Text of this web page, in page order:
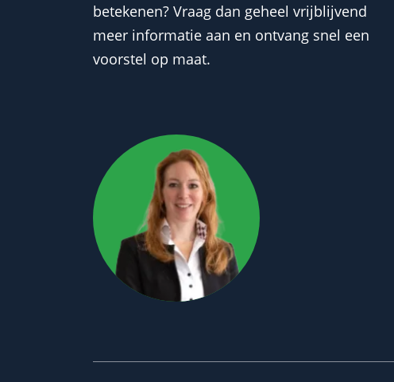
betekenen? Vraag dan geheel vrijblijvend
meer informatie aan en ontvang snel een
voorstel op maat.